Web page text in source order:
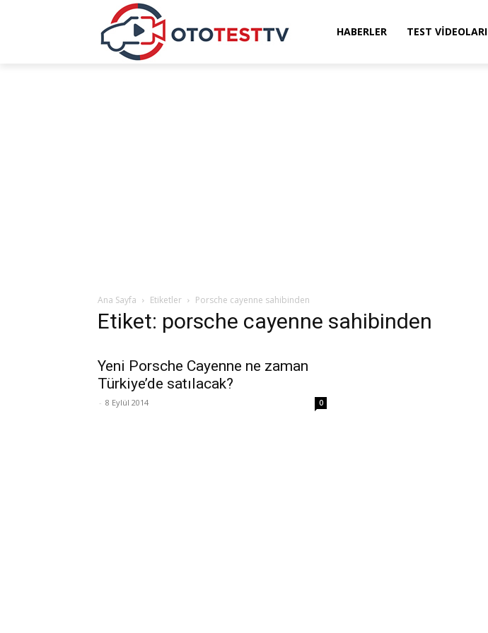
HABERLER TEST VIDEOLARI
Ana Sayfa Etiketler Porsche cayenne sahibinden
Etiket: porsche cayenne sahibinden
Yeni Porsche Cayenne ne zaman
Türkiye’de satılacak?
- 8 Eylül 2014 0